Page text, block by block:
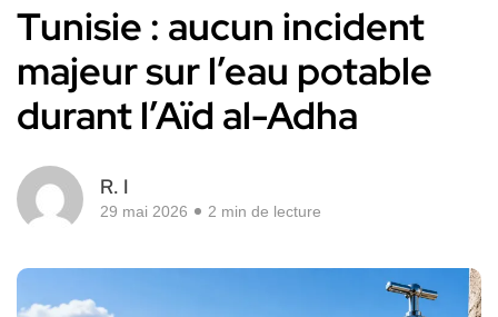
Tunisie : aucun incident
majeur sur l’eau potable
durant l’Aïd al-Adha
R. I
29 mai 2026 2 min de lecture